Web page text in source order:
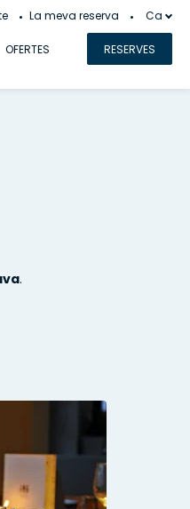
La meva reserva Ca
OFERTES RESERVES
.